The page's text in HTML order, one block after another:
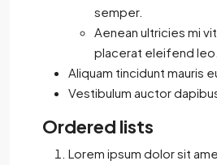
semper.
Aenean ultricies mi
placerat eleifend leo.
Aliquam tincidunt mauris
Vestibulum auctor
Ordered lists
Lorem ipsum dolor sit